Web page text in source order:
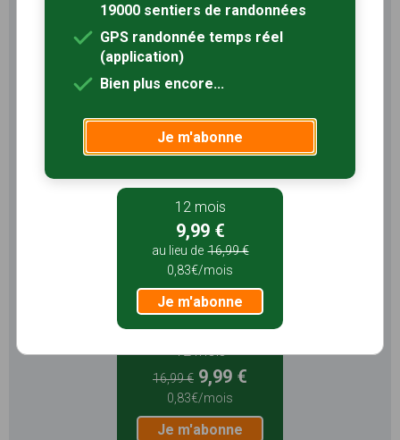
Profitez au maximum de
Sentiers en France avec rando
Le compteRando
permet de profiter de tout le
Favoris illimités
5,99 €
1,99€/mois
Je m'abonne
12 mois
16,99 € 9,99 €
0,83€/mois
Je m'abonne
19000 sentiers de randonnées
GPS randonnée temps réel
(application)
Bien plus encore...
Je m'abonne
12 mois
9,99 €
au lieu de 16,99 €
0,83€/mois
Je m'abonne